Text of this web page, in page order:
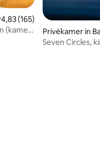
beoordeling van
4,83 (165)
(kamer
Privékamer in
Seven Circles,